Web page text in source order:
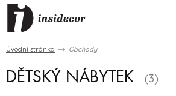
Úvodní stránka Obchody
DĚTSKÝ NÁBYTEK (3)